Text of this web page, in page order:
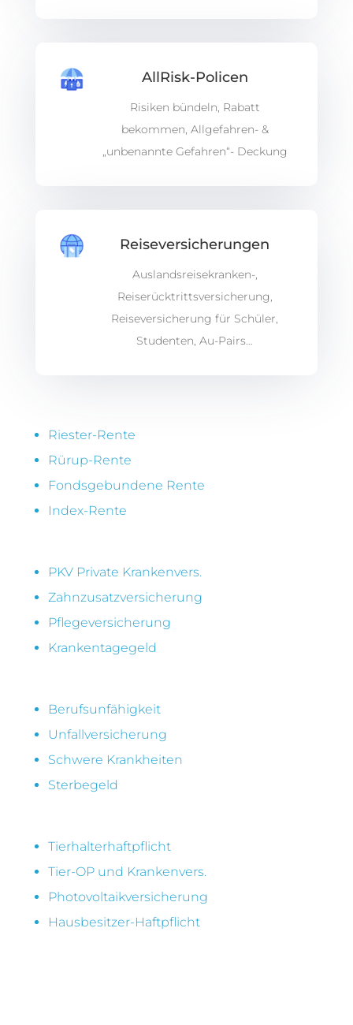
AllRisk-Policen
Risiken bündeln, Rabatt
bekommen, Allgefahren- &
„unbenannte Gefahren“- Deckung
Reiseversicherungen
Auslandsreisekranken-,
Reiserücktrittsversicherung,
Reiseversicherung für Schüler,
Studenten, Au-Pairs…
Riester-Rente
Rürup-Rente
Fondsgebundene Rente
Index-Rente
PKV Private Krankenvers.
Zahnzusatzversicherung
Pflegeversicherung
Krankentagegeld
Berufsunfähigkeit
Unfallversicherung
Schwere Krankheiten
Sterbegeld
Tierhalterhaftpflicht
Tier-OP und Krankenvers.
Photovoltaikversicherung
Hausbesitzer-Haftpflicht